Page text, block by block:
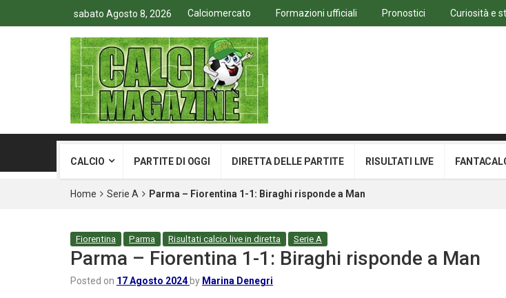
sabato Agosto 8, 2026 Calciomercato Formazioni ufficiali Pronostici Curiosità e
CALCIO PARTITE DI OGGI DIRETTA DELLE PARTITE RISULTATI LIVE
Home Serie A Parma – Fiorentina 1-1: Biraghi risponde a Man
Fiorentina Parma Risultati calcio live in diretta Serie A
Parma – Fiorentina 1-1: Biraghi risponde a Man
Posted on 17 Agosto 2024 by Marina Denegri